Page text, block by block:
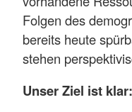
Folgen des
bereits heute
stehen
Unser Ziel ist klar: